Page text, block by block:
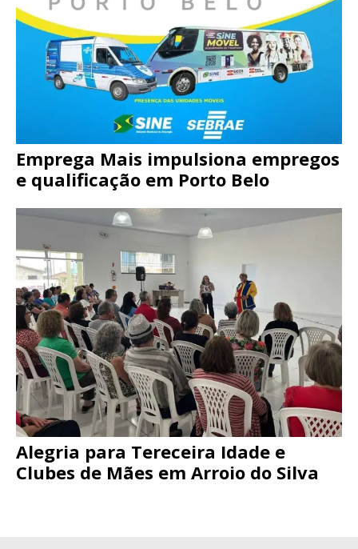
Emprega Mais impulsiona empregos
e qualificação em Porto Belo
Alegria para Tereceira Idade e
Clubes de Mães em Arroio do Silva